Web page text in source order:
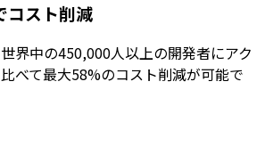
コスト削減
界中の450,000人以上の開発者にアク
べて最大58%のコスト削減が可能で